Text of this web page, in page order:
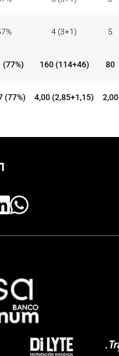
4 (3+1) 5
(77%) 160 (114+46) 80
(77%) 4,00 (2,85+1,15) 2,00